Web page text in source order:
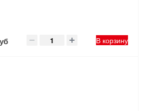
В корзину